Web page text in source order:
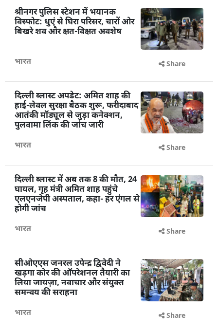
श्रीनगर पुलिस स्टेशन में भयानक
विस्फोट: धुएं से घिरा परिसर, चारों ओर
बिखरे शव और क्षत-विक्षत अवशेष
भारत Share
दिल्ली ब्लास्ट अपडेट: अमित शाह की
हाई-लेवल सुरक्षा बैठक शुरू, फरीदाबाद
आतंकी मॉड्यूल से जुड़ा कनेक्शन,
पुलवामा लिंक की जांच जारी
भारत Share
दिल्ली ब्लास्ट में अब तक 8 की मौत, 24
घायल, गृह मंत्री अमित शाह पहुंचे
एलएनजेपी अस्पताल, कहा- हर एंगल से
होगी जांच
भारत Share
सीओएएस जनरल उपेन्द्र द्विवेदी ने
खड़गा कोर की ऑपरेशनल तैयारी का
लिया जायज़ा, नवाचार और संयुक्त
समन्वय की सराहना
भारत Share